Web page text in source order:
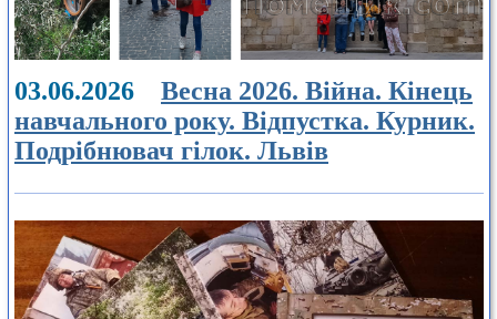
03.06.2026 Весна 2026. Війна. Кінець
навчального року. Відпустка. Курник.
Подрібнювач гілок. Львів